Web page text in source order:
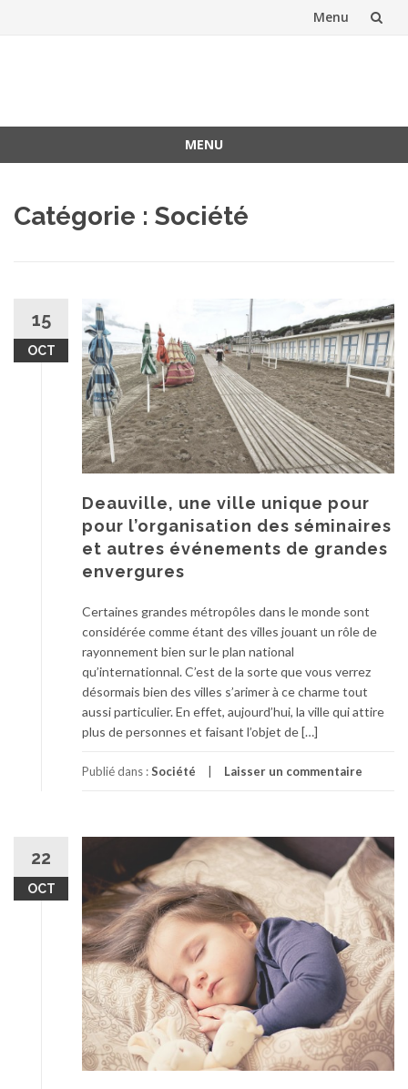
Menu
MENU
contenu
Catégorie : Société
15
OCT
Deauville, une ville unique pour
pour l’organisation des séminaires
et autres événements de grandes
envergures
Certaines grandes métropôles dans le monde sont
considérée comme étant des villes jouant un rôle de
rayonnement bien sur le plan national
qu’internationnal. C’est de la sorte que vous verrez
désormais bien des villes s’arimer à ce charme tout
aussi particulier. En effet, aujourd’hui, la ville qui attire
plus de personnes et faisant l’objet de […]
Publié dans :Société Laisser un commentaire
22
OCT